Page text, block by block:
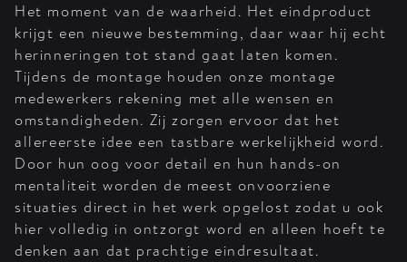
Het moment van de waarheid. Het eindproduct
krijgt een nieuwe bestemming, daar waar hij echt
herinneringen tot stand gaat laten komen.
Tijdens de montage houden onze montage
medewerkers rekening met alle wensen en
omstandigheden. Zij zorgen ervoor dat het
allereerste idee een tastbare werkelijkheid word.
Door hun oog voor detail en hun hands-on
mentaliteit worden de meest onvoorziene
situaties direct in het werk opgelost zodat u ook
hier volledig in ontzorgt word en alleen hoeft te
denken aan dat prachtige eindresultaat.